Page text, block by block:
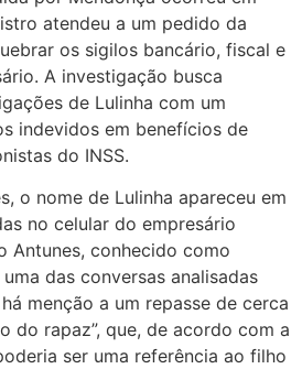
atendeu a um pedido da
os sigilos bancário, fiscal e
A investigação busca
de Lulinha com um
indevidos em benefícios de
do INSS.
o nome de Lulinha apareceu em
no celular do empresário
Antunes, conhecido como
uma das conversas analisadas
menção a um repasse de cerca
do rapaz”, que, de acordo com a
ser uma referência ao filho